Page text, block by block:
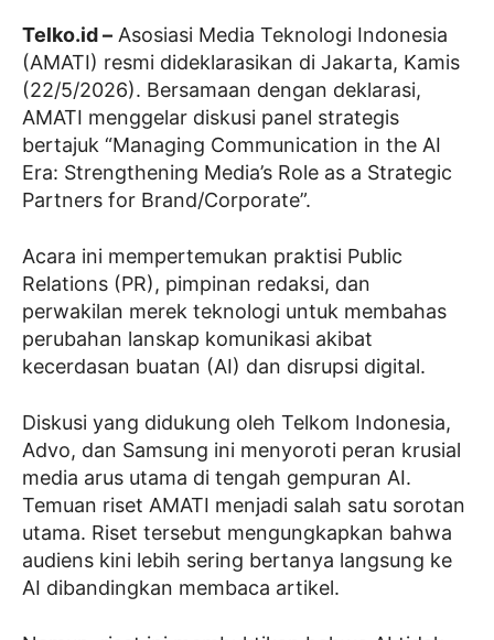
Telko.id – Asosiasi Media Teknologi Indonesia
(AMATI) resmi dideklarasikan di Jakarta, Kamis
(22/5/2026). Bersamaan dengan deklarasi,
AMATI menggelar diskusi panel strategis
bertajuk “Managing Communication in the AI
Era: Strengthening Media’s Role as a Strategic
Partners for Brand/Corporate”.
Acara ini mempertemukan praktisi Public
Relations (PR), pimpinan redaksi, dan
perwakilan merek teknologi untuk membahas
perubahan lanskap komunikasi akibat
kecerdasan buatan (AI) dan disrupsi digital.
Diskusi yang didukung oleh Telkom Indonesia,
Advo, dan Samsung ini menyoroti peran krusial
media arus utama di tengah gempuran AI.
Temuan riset AMATI menjadi salah satu sorotan
utama. Riset tersebut mengungkapkan bahwa
audiens kini lebih sering bertanya langsung ke
AI dibandingkan membaca artikel.